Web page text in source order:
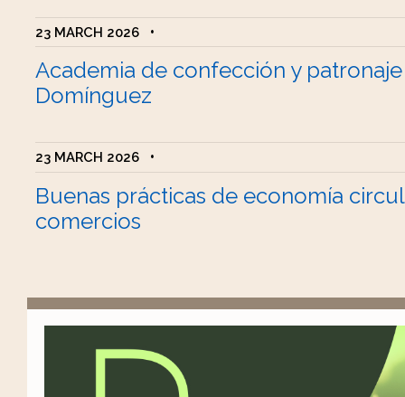
23 MARCH 2026 •
Academia de confección y
Domínguez
23 MARCH 2026 •
Buenas prácticas de economía
comercios